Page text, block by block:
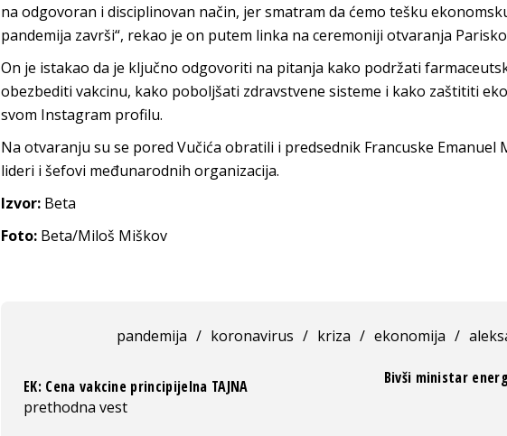
na odgovoran i disciplinovan način, jer smatram da ćemo tešku
pandemija završi“, rekao je on putem linka na ceremoniji otvaranja
On je istakao da je ključno odgovoriti na pitanja kako podržati
obezbediti vakcinu, kako poboljšati zdravstvene sisteme i kako zaštititi
svom Instagram profilu.
Na otvaranju su se pored Vučića obratili i predsednik Francuske Emanuel
lideri i šefovi međunarodnih organizacija.
Izvor: Beta
Foto: Beta/Miloš Miškov
pandemija / koronavirus / kriza / ekonomija /
EK: Cena vakcine principijelna TAJNA
prethodna vest
Bivši ministar